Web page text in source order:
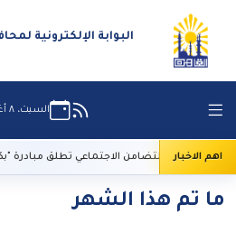
البوابة الإلكترونية
السبت، ٨ أغسطس ٢٠٢٦
اهم الاخبارالتضامن الاجتماعي تطلق مبادرة "بكرة
ما تم هذا الشهر